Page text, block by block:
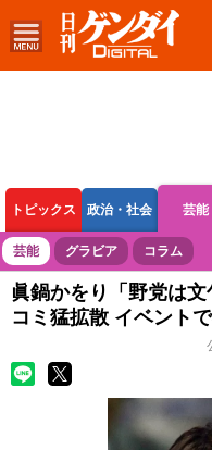
トピックス 政治・社会 芸能
ボートレース 競輪 オート
芸能 グラビア コラム
眞鍋かをり「野党は
コミ猛拡散 イベント